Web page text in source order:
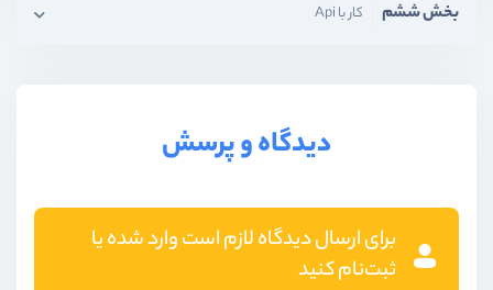
بخش ششم کار با Api
دیدگاه و پرسش
برای ارسال دیدگاه لازم است وارد شده یا
ثبت‌نام کنید